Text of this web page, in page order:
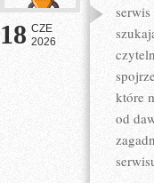
18 CZE
2026
które
od